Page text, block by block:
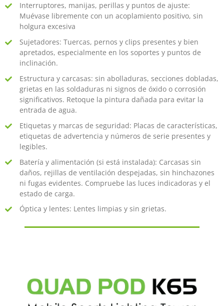
Interruptores, manijas, perillas y puntos de ajuste:
Muévase libremente con un acoplamiento positivo, sin
holgura excesiva
Sujetadores: Tuercas, pernos y clips presentes y bien
apretados, especialmente en los soportes y puntos de
inclinación.
Estructura y carcasas: sin abolladuras, secciones dobladas,
grietas en las soldaduras ni signos de óxido o corrosión
significativos. Retoque la pintura dañada para evitar la
entrada de agua.
Etiquetas y marcas de seguridad: Placas de características,
etiquetas de advertencia y números de serie presentes y
legibles.
Batería y alimentación (si está instalada): Carcasas sin
daños, rejillas de ventilación despejadas, sin hinchazones
ni fugas evidentes. Compruebe las luces indicadoras y el
estado de carga.
Óptica y lentes: Lentes limpias y sin grietas.